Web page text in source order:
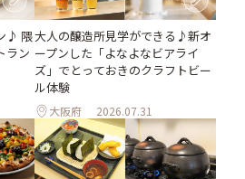
♪ 隈
ラン
大人の醸造所見学ができる♪新オ
ープンした「よなよなビアライ
ズ」でとっておきのクラフトビー
ル体験
大阪府 2026.07.31